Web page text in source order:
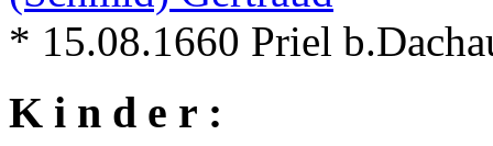
* 15.08.1660 Priel
K i n d e r :